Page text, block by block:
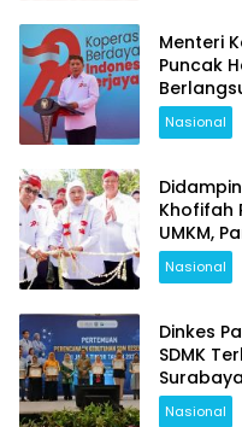
Menteri
Puncak
Nasional
Khofifah
UMKM,
Koperasi
Nasional
Dinkes
SDMK
Nasional